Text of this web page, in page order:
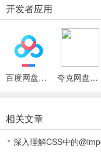
2. 自由成长：角色六维属
3. 武学创造：收集招式
4. 探索互动：无缝开放
5. 境界轮回：有境界突
武侠人生路2026最
开发者应用
百度网盘绿色免安装Pc电脑版 夸克网盘官方正式版
相关文章
深入理解CSS中的